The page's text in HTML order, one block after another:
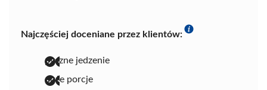
Najczęściej doceniane przez klientów:
pyszne jedzenie
duże porcje